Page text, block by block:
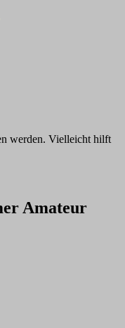
werden. Vielleicht hilft
Amateur